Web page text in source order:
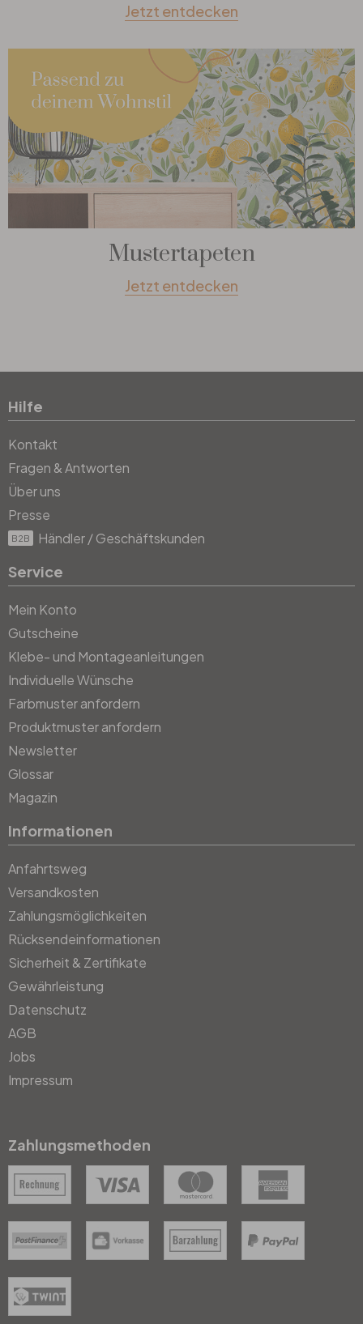
Jetzt entdecken
Mustertapeten
Jetzt entdecken
Hilfe
Kontakt
Fragen & Antworten
Über uns
Presse
B2B Händler / Geschäftskunden
Service
Mein Konto
Gutscheine
Klebe- und Montageanleitungen
Individuelle Wünsche
Farbmuster anfordern
Produktmuster anfordern
Newsletter
Glossar
Magazin
Informationen
Anfahrtsweg
Versandkosten
Zahlungsmöglichkeiten
Rücksendeinformationen
Sicherheit & Zertifikate
Gewährleistung
Datenschutz
AGB
Jobs
Impressum
Zahlungsmethoden